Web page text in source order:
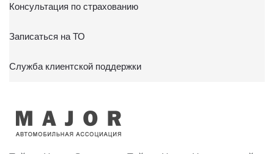
Консультация по страхованию
Записаться на ТО
Служба клиентской поддержки